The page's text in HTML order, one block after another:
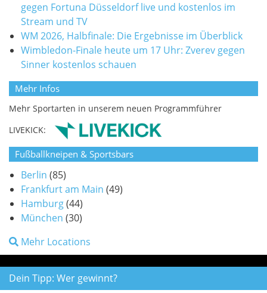
gegen Fortuna Düsseldorf live und kostenlos im
Stream und TV
WM 2026, Halbfinale: Die Ergebnisse im Überblick
Wimbledon-Finale heute um 17 Uhr: Zverev gegen
Sinner kostenlos schauen
Mehr Infos
Mehr Sportarten in unserem neuen Programmführer
LIVEKICK:
Fußballkneipen & Sportsbars
Berlin (85)
Frankfurt am Main (49)
Hamburg(44)
München (30)
Mehr Locations
Dein Tipp: Wer gewinnt?